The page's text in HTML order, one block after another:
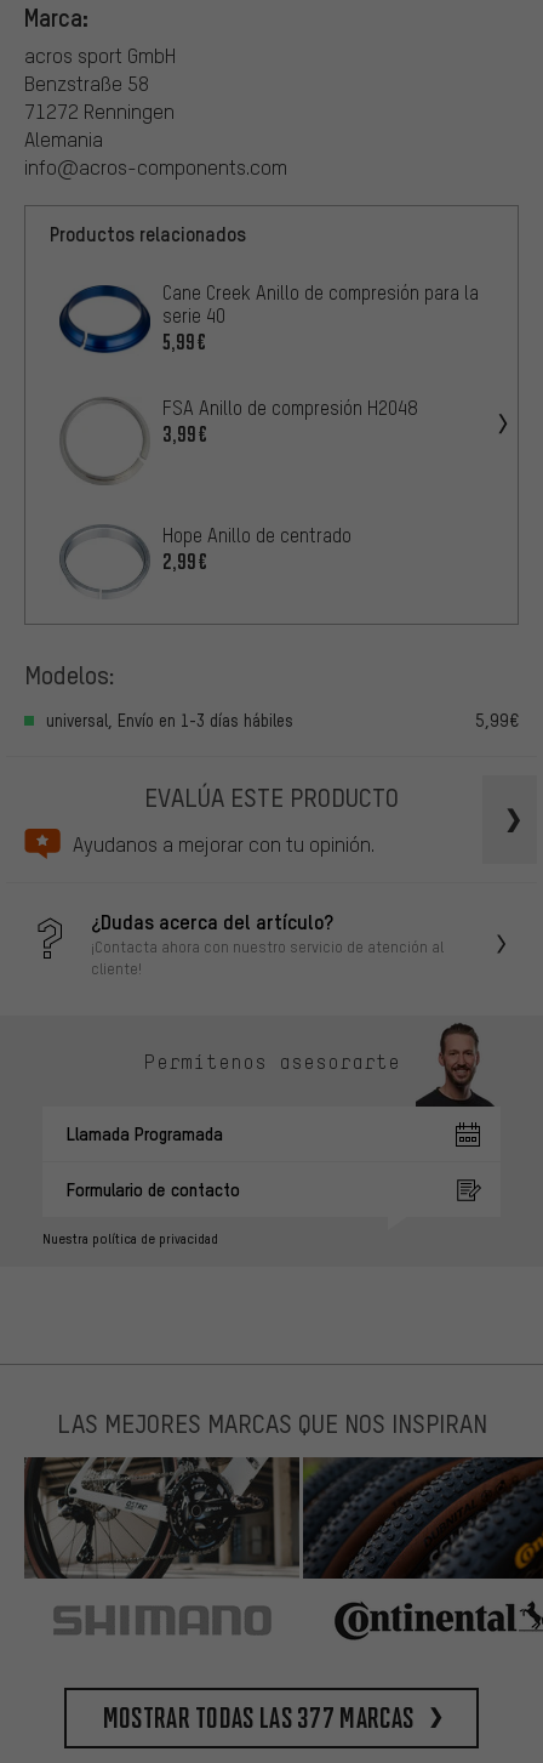
Marca:
acros sport GmbH
Benzstraße 58
71272 Renningen
Alemania
info@acros-components.com
Productos relacionados
Cane Creek Anillo de compresión para la
serie 40
5,99€
FSA Anillo de compresión H2048
3,99€
Hope Anillo de centrado
2,99€
Modelos:
universal, Envío en 1-3 días hábiles 5,99€
EVALÚA ESTE PRODUCTO
Ayudanos a mejorar con tu opinión.
¿Dudas acerca del artículo?
¡Contacta ahora con nuestro servicio de atención al
cliente!
Permítenos asesorarte
Llamada Programada
Formulario de contacto
Nuestra política de privacidad
LAS MEJORES MARCAS QUE NOS INSPIRAN
Mostrar todas las 377 marcas